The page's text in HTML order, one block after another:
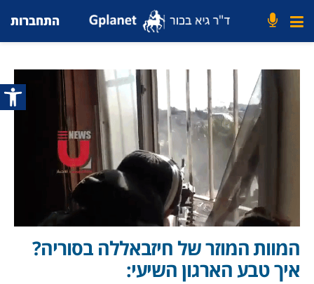
פתח
התחברות
המוות המוזר של חיזבאללה בסוריה?
איך טבע הארגון השיעי: